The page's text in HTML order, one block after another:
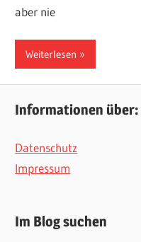
aber nie
Weiterlesen
Informationen über:
Datenschutz
Impressum
Im Blog suchen